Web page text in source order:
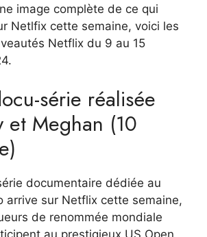
image complète de ce qui
Netlfix cette semaine, voici les
Netflix du 9 au 15
série réalisée
et Meghan (10
documentaire dédiée au
arrive sur Netflix cette semaine,
de renommée mondiale
au prestigieux US Open